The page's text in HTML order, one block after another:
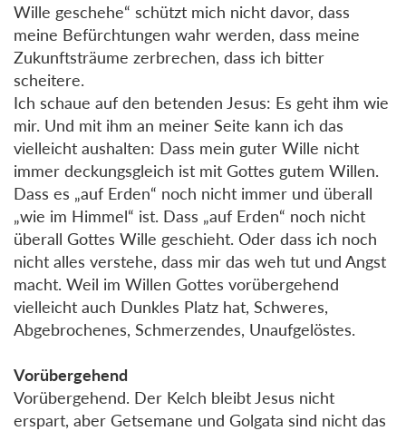
Wille geschehe“ schützt mich nicht davor, dass
meine Befürchtungen wahr werden, dass meine
Zukunftsträume zerbrechen, dass ich bitter
scheitere.
Ich schaue auf den betenden Jesus: Es geht ihm wie
mir. Und mit ihm an meiner Seite kann ich das
vielleicht aushalten: Dass mein guter Wille nicht
immer deckungsgleich ist mit Gottes gutem Willen.
Dass es „auf Erden“ noch nicht immer und überall
„wie im Himmel“ ist. Dass „auf Erden“ noch nicht
überall Gottes Wille geschieht. Oder dass ich noch
nicht alles verstehe, dass mir das weh tut und Angst
macht. Weil im Willen Gottes vorübergehend
vielleicht auch Dunkles Platz hat, Schweres,
Abgebrochenes, Schmerzendes, Unaufgelöstes.
Vorübergehend
Vorübergehend. Der Kelch bleibt Jesus nicht
erspart, aber Getsemane und Golgata sind nicht das